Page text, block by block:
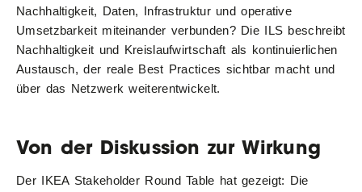
Nachhaltigkeit, Daten, Infrastruktur und operative
Umsetzbarkeit miteinander verbunden? Die ILS beschreibt
Nachhaltigkeit und Kreislaufwirtschaft als kontinuierlichen
Austausch, der reale Best Practices sichtbar macht und
über das Netzwerk weiterentwickelt.
Von der Diskussion zur Wirkung
Der IKEA Stakeholder Round Table hat gezeigt: Die